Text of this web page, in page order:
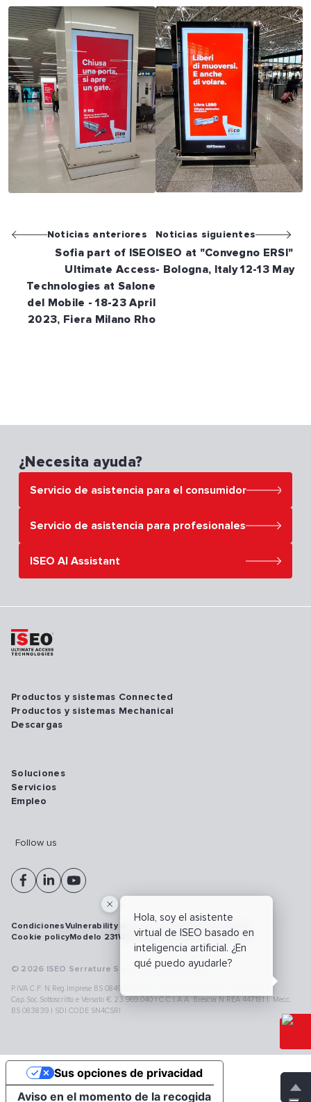
Noticias anteriores
Sofia part of ISEO
Ultimate Access
Technologies at Salone
del Mobile - 18-23 April
2023, Fiera Milano Rho
Noticias siguientes
ISEO at "Convegno ERSI"
- Bologna, Italy 12-13 May
¿Necesita ayuda?
Servicio de asistencia para el consumidor
Servicio de asistencia para profesionales
ISEO AI Assistant
Hola, soy el asistente
virtual de ISEO basado en
inteligencia artificial. ¿En
qué puedo ayudarle?
Productos y sistemas Connected
Productos y sistemas Mechanical
Descargas
Soluciones
Servicios
Empleo
Follow us
© 2026 ISEO Serrature S.p.A. All right reserved
P.IVA C.F. N.Reg.Imprese BS 08499190018 | Cap.Soc.Deliberato € 24.340.965 |
Cap.Soc.Sottoscritto e Versato € 23.969.040 | C.C.I.A.A. Brescia N.REA 447181 |. Mecc.
BS 083839 | SDI CODE SN4CSRI
CondicionesVulnerability disclosure policy
Cookie policyModelo 231WhistleblowingCiberseguridad
Aviso en el momento de la recogida
Sus opciones de privacidad